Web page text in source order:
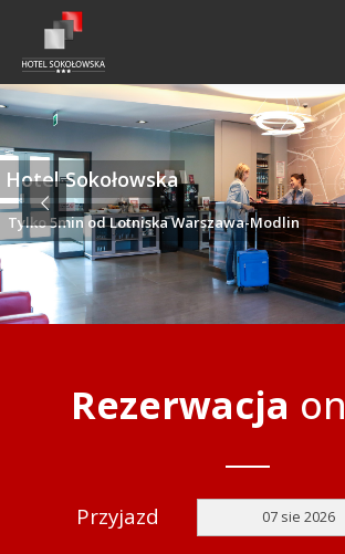
Tylko 5min od Lotniska Warszawa-Modlin
Hotel Sokołowska
Rezerwacja on
Przyjazd 07 sie 2026